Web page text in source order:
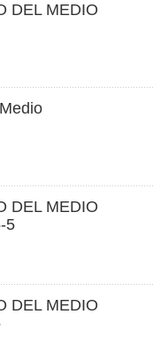
DEL MEDIO
DEL MEDIO
5
DEL MEDIO